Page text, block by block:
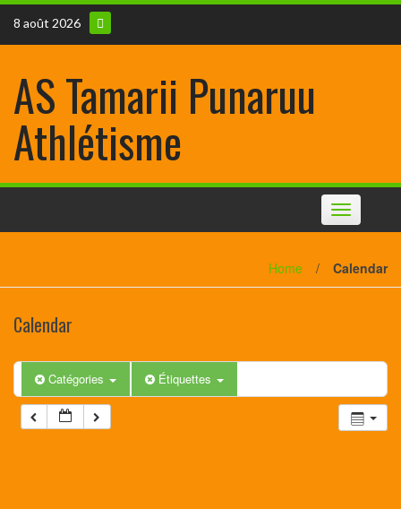
8 août 2026
AS Tamarii Punaruu
Athlétisme
Toggle
navigation
Home / Calendar
Calendar
Catégories Étiquettes